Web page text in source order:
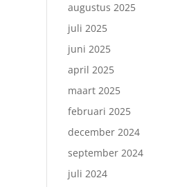
augustus 2025
juli 2025
juni 2025
april 2025
maart 2025
februari 2025
december 2024
september 2024
juli 2024